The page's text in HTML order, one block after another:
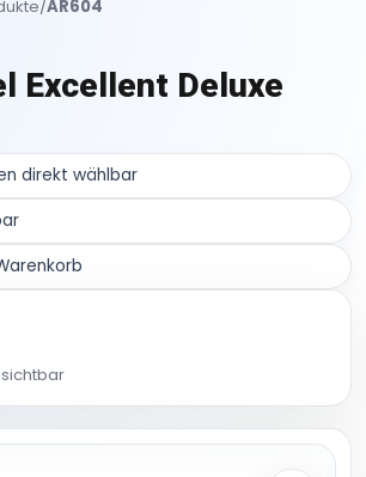
/AR604
Excellent Deluxe
direkt wählbar